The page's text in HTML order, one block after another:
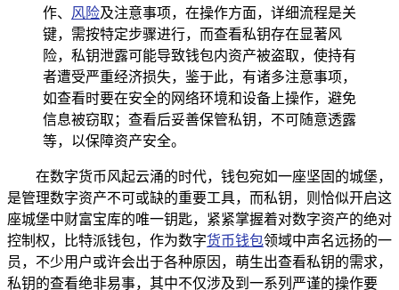
作、 风险及注意事项，在操作方面，详细流程是关
键，需按特定步骤进行，而查看私钥存在显著风
险，私钥泄露可能导致钱包内资产被盗取，使持有
者遭受严重经济损失，鉴于此，有诸多注意事项，
如查看时要在安全的网络环境和设备上操作，避免
信息被窃取；查看后妥善保管私钥，不可随意透露
等，以保障资产安全。
在数字货币风起云涌的时代，钱包宛如一座坚固的城堡，
是管理数字资产不可或缺的重要工具，而私钥，则恰似开启这
座城堡中财富宝库的唯一钥匙，紧紧掌握着对数字资产的绝对
控制权，比特派钱包，作为数字货币钱包领域中声名远扬的一
员，不少用户或许会出于各种原因，萌生出查看私钥的需求，
私钥的查看绝非易事，其中不仅涉及到一系列严谨的操作要